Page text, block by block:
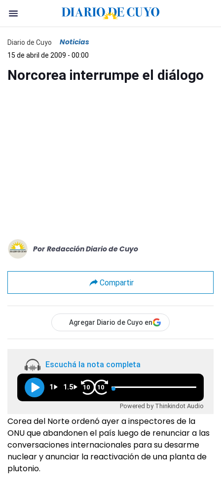
Diario de Cuyo Noticias
15 de abril de 2009 - 00:00
Norcorea interrumpe el diálogo
Por Redacción Diario de Cuyo
Compartir
Agregar Diario de Cuyo en
Escuchá la nota completa
1 1.5 10 10
Powered by Thinkindot Audio
Corea del Norte ordenó ayer a inspectores de la
ONU que abandonen el país luego de renunciar a las
conversaciones internacionales para su desarme
nuclear y anunciar la reactivación de una planta de
plutonio.